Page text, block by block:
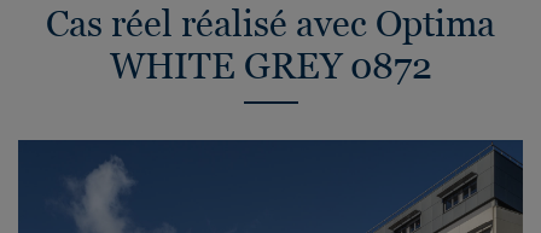
Cas réel réalisé avec Optima
WHITE GREY 0872